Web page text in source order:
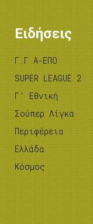
Ειδήσεις
Γ.Γ.Α-ΕΠΟ
SUPER LEAGUE 2
Γ’ Εθνική
Σούπερ Λίγκα
Περιφέρεια
Ελλάδα
Κόσμος